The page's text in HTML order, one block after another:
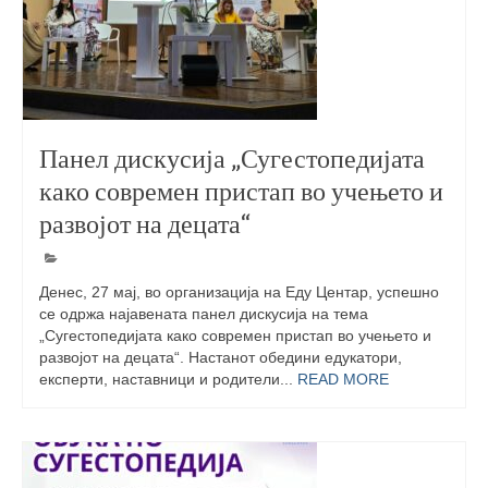
Skopje Applied arts programme | Day 3
Skopje Applied arts programme | Day 4
Skopje Applied arts programme | Day 5
Applied art program in Skopje
organized by Cultart
Cultart News
Festivals Programme | Day 5
Festivals Programme | Day 3 & 4
Performing Arts Programme | Day 3 & 4,
and 5
Панел дискусија „Сугестопедијата
како современ пристап во учењето и
развојот на децата“
Денес, 27 мај, во организација на Еду Центар, успешно
се одржа најавената панел дискусија на тема
„Сугестопедијата како современ пристап во учењето и
развојот на децата“. Настанот обедини едукатори,
експерти, наставници и родители... READ MORE